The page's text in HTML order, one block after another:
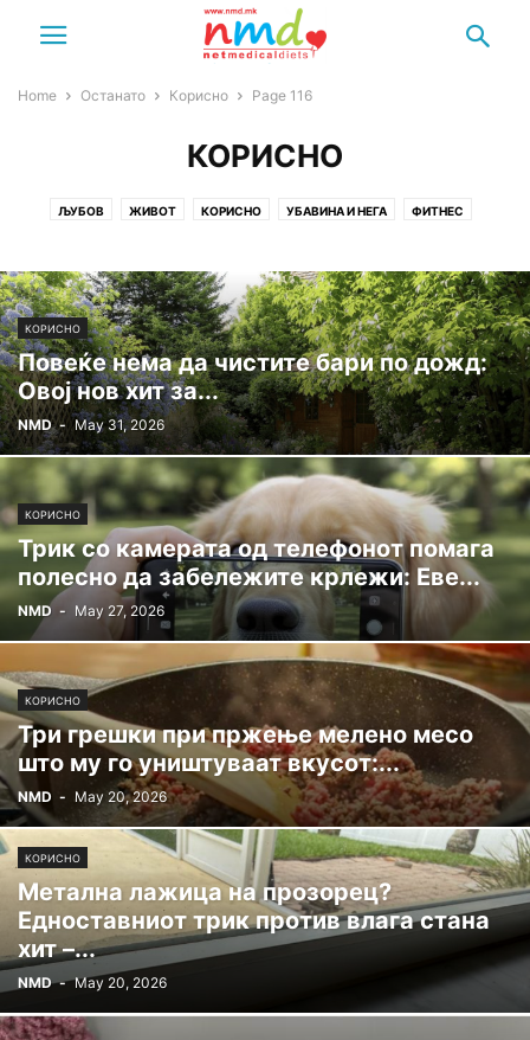
Home Останато Корисно Page 116
КОРИСНО
ЉУБОВ ЖИВОТ КОРИСНО УБАВИНА И НЕГА ФИТНЕС
КОРИСНО
Повеќе нема да чистите бари по дожд:
Овој нов хит за...
NMD - May 31, 2026
КОРИСНО
Трик со камерата од телефонот помага
полесно да забележите крлежи: Еве...
NMD - May 27, 2026
КОРИСНО
Три грешки при пржење мелено месо
што му го уништуваат вкусот:...
NMD - May 20, 2026
КОРИСНО
Метална лажица на прозорец?
Едноставниот трик против влага стана
хит –...
NMD - May 20, 2026